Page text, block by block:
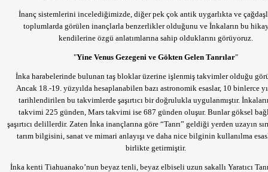
İnanç sistemlerini incelediğimizde, diğer pek çok antik uygarlıkta ve
toplumlarda görülen inançlarla benzerlikler olduğunu ve İnkaların bu
kendilerine özgü anlatımlarına sahip olduklarını görüyoruz.
"Yine Venus Gezegeni ve Gökten Gelen Tanrılar"
İnka harabelerinde bulunan taş bloklar üzerine işlenmiş takvimler olduğu
Ancak 18.-19. yüzyılda hesaplanabilen bazı astronomik esaslar, 10 binlerce
tarihlendirilen bu takvimlerde şaşırtıcı bir doğrulukla uygulanmıştır.
takvimi 225 günden, Mars takvimi ise 687 günden oluşur. Bunlar göksel
şaşırtıcı delillerdir. Zaten İnka inançlarına göre “Tanrı” geldiği yerden uzayın
tarım bilgisini, sanat ve mimari anlayışı ve daha nice bilginin kullanılma
birlikte getirmiştir.
İnka kenti Tiahuanako’nun beyaz tenli, beyaz elbiseli uzun sakallı Yaratıcı